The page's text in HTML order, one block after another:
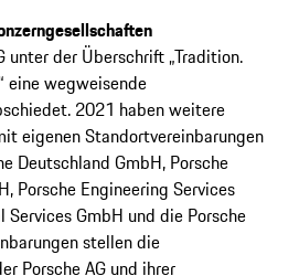
unter der Überschrift „Tradition.
eine wegweisende
2021 haben weitere
eigenen Standortvereinbarungen
Deutschland GmbH, Porsche
Porsche Engineering Services
Services GmbH und die Porsche
stellen die
Porsche AG und ihrer